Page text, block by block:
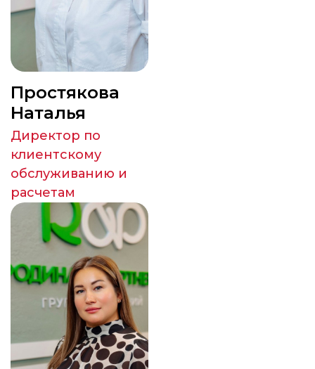
Простякова
Наталья
Директор по
клиентскому
обслуживанию и
расчетам